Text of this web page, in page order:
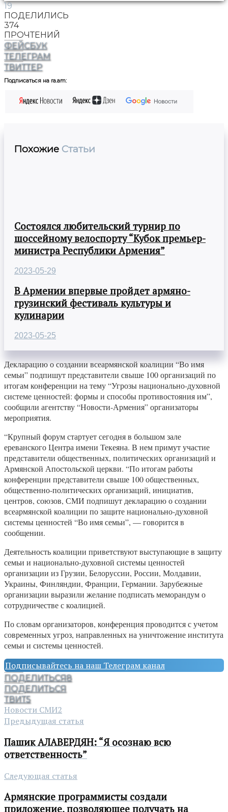
19
ПОДЕЛИЛИСЬ
374
ПРОЧТЕНИЙ
ФЕЙСБУК
ТЕЛЕГРАМ
ТВИТТЕР
Подписаться на ra.am:
Похожие Статьи
Состоялся любительский турнир по
шоссейному велоспорту “Кубок премьер-
министра Республики Армения”
2023-05-29
В Армении впервые пройдет армяно-
грузинский фестиваль культуры и
кулинарии
2023-05-25
Декларацию о создании всеармянской коалиции “Во имя
семьи” подпишут представители свыше 100 организаций по
итогам конференции на тему “Угрозы национально-духовной
системе ценностей: формы и способы противостояния им”,
сообщили агентству “Новости-Армения” организаторы
мероприятия.
“Крупный форум стартует сегодня в большом зале
ереванского Центра имени Текеяна. В нем примут участие
представители общественных, политических организаций и
Армянской Апостольской церкви. “По итогам работы
конференции представители свыше 100 общественных,
общественно-политических организаций, инициатив,
центров, союзов, СМИ подпишут декларацию о создании
всеармянской коалиции по защите национально-духовной
системы ценностей “Во имя семьи”, — говорится в
сообщении.
Деятельность коалиции приветствуют выступающие в защиту
семьи и национально-духовной системы ценностей
организации из Грузии, Белоруссии, России, Молдавии,
Украины, Финляндии, Франции, Германии. Зарубежные
организации выразили желание подписать меморандум о
сотрудничестве с коалицией.
По словам организаторов, конференция проводится с учетом
современных угроз, направленных на уничтожение института
семьи и системы ценностей.
Подписывайтесь на наш Телеграм канал
ПОДЕЛИТЬСЯ8
ПОДЕЛИТЬСЯ
ТВИТ5
Новости СМИ2
Предыдущая статья
Пашик АЛАВЕРДЯН: “Я осознаю всю
ответственность”
Следующая статья
Армянские программисты создали
приложение, позволяющее получать на